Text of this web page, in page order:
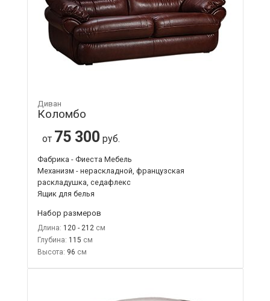
Диван
Коломбо
от 75 300 руб.
Фабрика - Фиеста Мебель
Механизм - нераскладной, французская
раскладушка, седафлекс
Ящик для белья
Набор размеров
Длина: 120 - 212
Глубина: 115
Высота: 96